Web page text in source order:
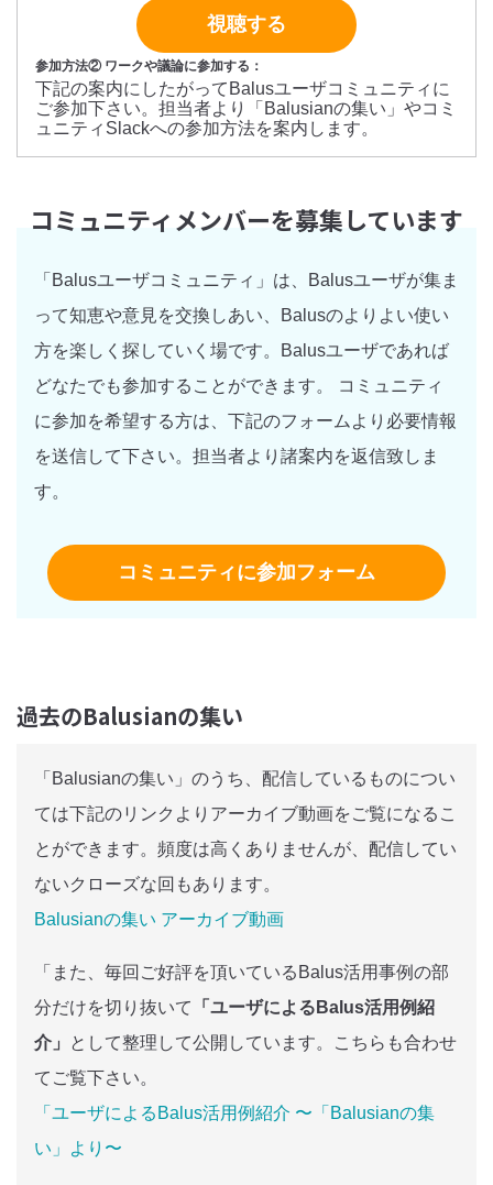
視聴する
参加方法② ワークや議論に参加する：
下記の案内にしたがってBalusユーザコミュニティに
ご参加下さい。担当者より「Balusianの集い」やコミ
ュニティSlackへの参加方法を案内します。
コミュニティメンバーを募集しています
「Balusユーザコミュニティ」は、Balusユーザが集ま
って知恵や意見を交換しあい、Balusのよりよい使い
方を楽しく探していく場です。Balusユーザであれば
どなたでも参加することができます。 コミュニティ
に参加を希望する方は、下記のフォームより必要情報
を送信して下さい。担当者より諸案内を返信致しま
す。
コミュニティに参加フォーム
過去のBalusianの集い
「Balusianの集い」のうち、配信しているものについ
ては下記のリンクよりアーカイブ動画をご覧になるこ
とができます。頻度は高くありませんが、配信してい
ないクローズな回もあります。
Balusianの集い アーカイブ動画
「また、毎回ご好評を頂いているBalus活用事例の部
分だけを切り抜いて
「ユーザによるBalus活用例紹
介」
として整理して公開しています。こちらも合わせ
てご覧下さい。
「ユーザによるBalus活用例紹介 〜「Balusianの集
い」より〜